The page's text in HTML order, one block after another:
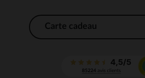
Carte cadeau